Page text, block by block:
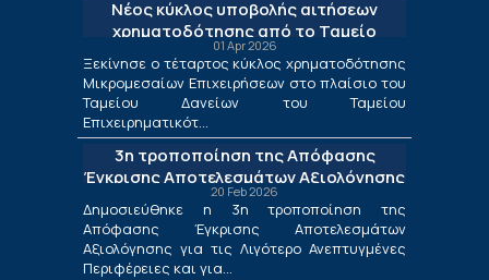
Νέος κύκλος υποβολής αιτήσεων
χρηματοδότησης από το Ταμείο
Δανείων του ΤΕΠΙΧ ΙΙΙ
01 Apr 2026
Ξεκίνησε ο τέταρτος κύκλος χρηματοδότησης
Μικρομεσαίων Επιχειρήσεων στο πλαίσιο του
Ταμείου Δανείων του Ταμείου
Επιχειρηματικότ...
3η τροποποίηση της Απόφασης
Έγκρισης Αποτελεσμάτων Αξιολόγησης
για τις Λιγότερο Ανεπτυγμένες
Περιφέρειες και για τις Περιφέρειες
Μετάβασης στο πλαίσιο της Δράσης
«Ενίσχυση της Ίδρυσης και Λειτουργίας
20 Feb 2026
Δημοσιεύθηκε η 3η τροποποίηση της
Απόφασης Έγκρισης Αποτελεσμάτων
Αξιολόγησης για τις Λιγότερο Ανεπτυγμένες
Περιφέρειες και για...